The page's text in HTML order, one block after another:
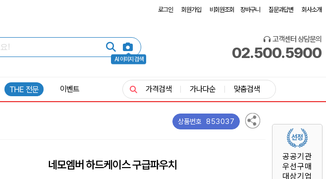
로그인 회원가입 비회원조회 장바구니 질문과답변 회사소개
AI 이미지 검색
고객센터 상담문의
02.500.5900
공공기관
우선구매
대상기업
THE 전문 이벤트 가격검색 가나다순 맞춤검색
상품번호 853037
네모엠버 하드케이스 구급파우치